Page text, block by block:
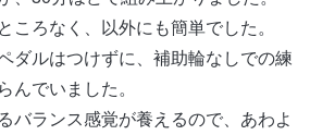
ころなく、以外にも簡単でした。
ダルはつけずに、補助輪なしでの練
んでいました。
バランス感覚が養えるので、あわよ